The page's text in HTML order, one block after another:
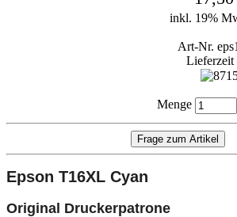
inkl. 19%
Art-Nr.
Lieferzeit
Menge
Epson T16XL Cyan
Original Druckerpatrone